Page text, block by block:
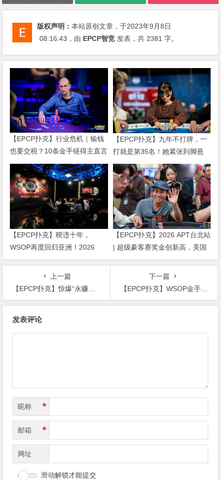
版权声明：本站原创文章，于2023年9月8日
08:16:43 ，由 EPCP智竞 发表，共 2381 字。
【EPCP扑克】行业危机｜输钱
也要交税？10条金手链得主直言
“扛不住”，主动砍掉四分之三比
赛
【EPCP扑克】九年不打牌，一
打就是第35名！她紧张到脚悬
空，但全世界以为她很淡定
【EPCP扑克】暌违十年，
WSOP再度回归亚洲！2026
APL济州站6月19-28日盛大登
【EPCP扑克】2026 APT台北站
| 超级豪客赛奖金创新高，美国
选手Ethan “Rampage” Yau领跑
上一篇
【EPCP扑克】惊爆“永赚教授”Wesley打造人设招摇撞骗买凶入室行窃！
下一篇
【EPCP扑克】WSOP金手链国人首冠诞生！击败丹牛、Jorstad一票大神，豪揽奖励12W刀
发表评论
昵称 *
邮箱 *
网址
滑动解锁才能提交